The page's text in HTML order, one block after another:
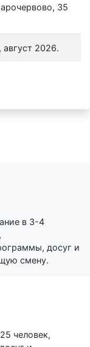
35
2026.
в 3-4
досуг и
смену.
человек,